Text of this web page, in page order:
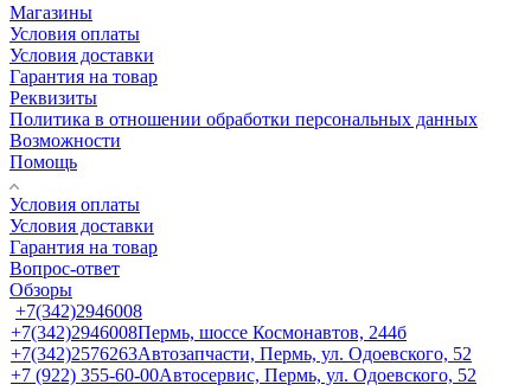
Магазины
Условия оплаты
Условия доставки
Гарантия на товар
Реквизиты
Политика в отношении обработки персональных данных
Возможности
Помощь
Условия оплаты
Условия доставки
Гарантия на товар
Вопрос-ответ
Обзоры
+7(342)2946008
+7(342)2946008Пермь, шоссе Космонавтов, 244б
+7(342)2576263Автозапчасти, Пермь, ул. Одоевского, 52
+7 (922) 355-60-00Автосервис, Пермь, ул. Одоевского, 52